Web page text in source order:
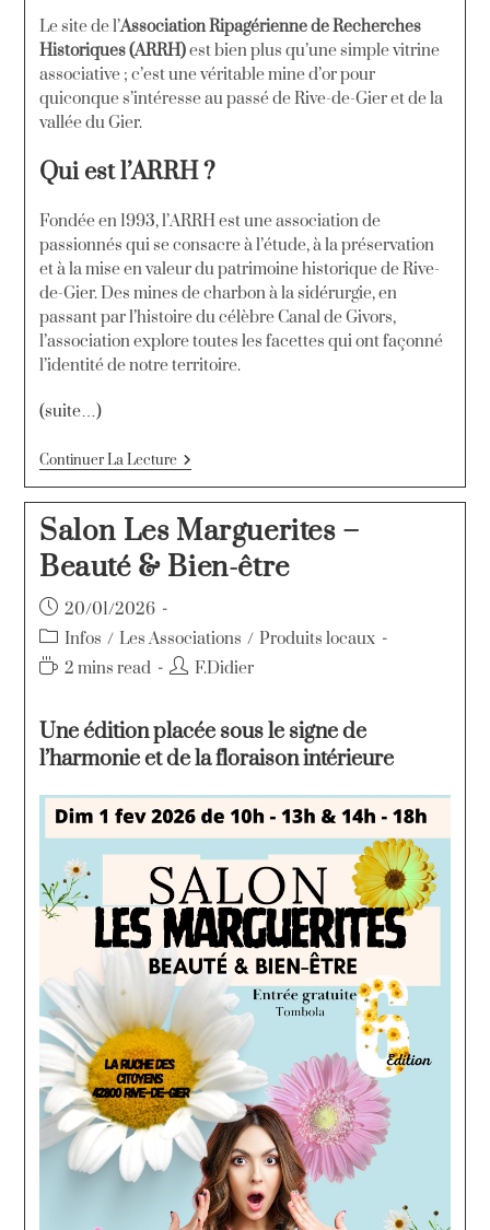
Le site de l’Association Ripagérienne de Recherches
Historiques (ARRH)est bien plus qu’une simple vitrine
associative ; c’est une véritable mine d’or pour
quiconque s’intéresse au passé de Rive-de-Gier et de la
vallée du Gier.
Qui est l’ARRH ?
Fondée en 1993, l’ARRH est une association de
passionnés qui se consacre à l’étude, à la préservation
et à la mise en valeur du patrimoine historique de Rive-
de-Gier. Des mines de charbon à la sidérurgie, en
passant par l’histoire du célèbre Canal de Givors,
l’association explore toutes les facettes qui ont façonné
l’identité de notre territoire.
(suite…)
Continuer La Lecture
Salon Les Marguerites –
Beauté & Bien-être
20/01/2026
Infos / Les Associations / Produits locaux
2 mins read
F.Didier
Une édition placée sous le signe de
l’harmonie et de la floraison intérieure